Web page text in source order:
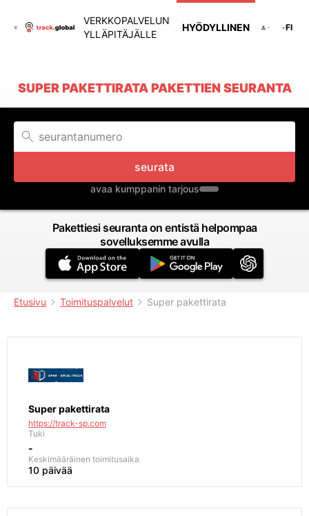
VERKKOPALVELUN
YLLÄPITÄJÄLLE
HYÖDYLLINEN FI
SUPER PAKETTIRATA PAKETTIEN SEURANTA
seurata
avaa kumppanin tarjous
Pakettiesi seuranta on entistä helpompaa
sovelluksemme avulla
Etusivu Toimituspalvelut Super pakettirata
Super pakettirata
https://track-sp.com
Tuki
-
Keskimääräinen toimitusaika
10 päivää